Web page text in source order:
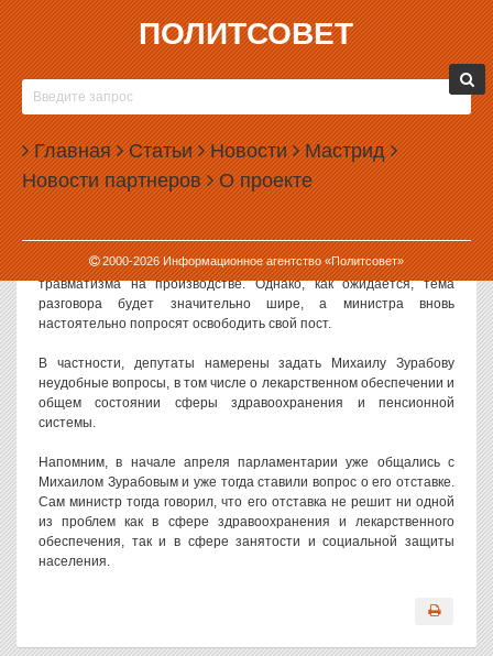
ПОЛИТСОВЕТ
Главная Статьи Новости Мастрид
Новости партнеров О проекте
2000-2026Информационное агентство «Политсовет»
16.05.2007, 12:30
МИХАИЛА ЗУРАБОВА ПОПРОСЯТ ПОКИНУТЬ
СВОЙ ПОСТ
Политсовет, 16.05.2007. Министр здравоохранения и
социального развития Михаил Зурабов вновь прибыл с отчетом в
Государственной Думе.
На этот раз ему предстоит отвечать на неудобные вопросы о
безопасности условий труда и предупреждении гибели и
травматизма на производстве. Однако, как ожидается, тема
разговора будет значительно шире, а министра вновь
настоятельно попросят освободить свой пост.
В частности, депутаты намерены задать Михаилу Зурабову
неудобные вопросы, в том числе о лекарственном обеспечении и
общем состоянии сферы здравоохранения и пенсионной
системы.
Напомним, в начале апреля парламентарии уже общались с
Михаилом Зурабовым и уже тогда ставили вопрос о его отставке.
Сам министр тогда говорил, что его отставка не решит ни одной
из проблем как в сфере здравоохранения и лекарственного
обеспечения, так и в сфере занятости и социальной защиты
населения.